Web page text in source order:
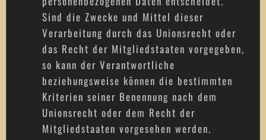
Sind die Zwecke und Mittel dieser
Verarbeitung durch das Unionsrecht oder
das Recht der Mitgliedstaaten vorgegeben,
so kann der Verantwortliche
beziehungsweise können die bestimmten
Kriterien seiner Benennung nach dem
Unionsrecht oder dem Recht der
Mitgliedstaaten vorgesehen werden.